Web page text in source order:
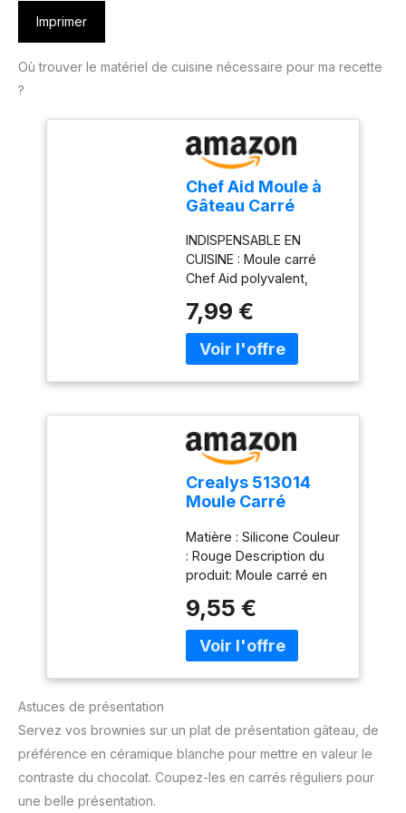
Imprimer
Où trouver le matériel de cuisine nécessaire pour ma recette
?
Chef Aid Moule à
Gâteau Carré
cm en Acier au
Carbone, Adapté
pour Tous Types
de Gâteaux,
Lasagnes ou
Hachis Parmentier
Traditionnels
INDISPENSABLE EN
CUISINE : Moule carré
Chef Aid polyvalent,
de tous types de
gâteaux ainsi que de
plats cuits au four
ANTIADHÉSIF : Ce moule
à gâteau carré Chef Aid
est équipé d'un
revêtement antiadhésif
Goldflon de haute qualité
pour un démoulage
FAMILIALE : Avec des
dimensions internes de
18 x 18 cm, ce moule à
gâteau offre une
capacité adaptée pour
préparer des portions
familiales MATÉRIAU
RÉSISTANT : Moule à
conçu pour une utilisation
quotidienne ; sans BPA,
sans PFOA et sans PTFE
7,99 €
Crealys 513014
Moule Carré
Matière : Silicone Couleur
: Rouge Description du
produit: Moule carré en
4 cm - Rouge
Température four: 250
9,55 €
Astuces de présentation
Servez vos brownies sur un plat de présentation gâteau, de
préférence en céramique blanche pour mettre en valeur le
contraste du chocolat. Coupez-les en carrés réguliers pour
une belle présentation.